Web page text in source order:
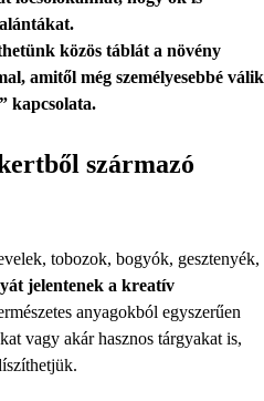
közös táblát a növény
amitől még személyesebbé válik
kapcsolata.
származó
tobozok, bogyók, gesztenyék,
jelentenek a kreatív
anyagokból egyszerűen
vagy akár hasznos tárgyakat is,